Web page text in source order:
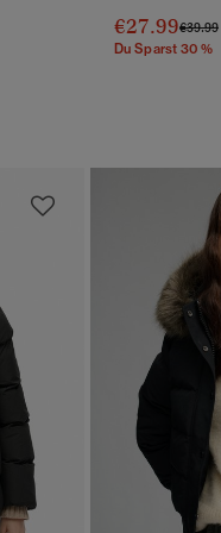
€27.99Preis
€39.99
Du Sparst 30 %